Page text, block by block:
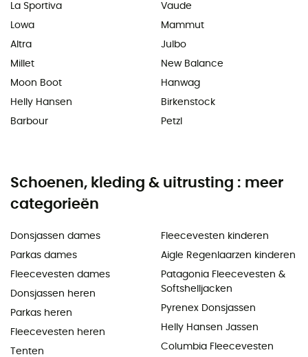
La Sportiva
Lowa
Altra
Millet
Moon Boot
Helly Hansen
Barbour
Vaude
Mammut
Julbo
New Balance
Hanwag
Birkenstock
Petzl
Schoenen, kleding & uitrusting : meer
categorieën
Donsjassen dames
Parkas dames
Fleecevesten dames
Donsjassen heren
Parkas heren
Fleecevesten heren
Tenten
Fleecevesten kinderen
Aigle Regenlaarzen kinderen
Patagonia Fleecevesten &
Softshelljacken
Pyrenex Donsjassen
Helly Hansen Jassen
Columbia Fleecevesten